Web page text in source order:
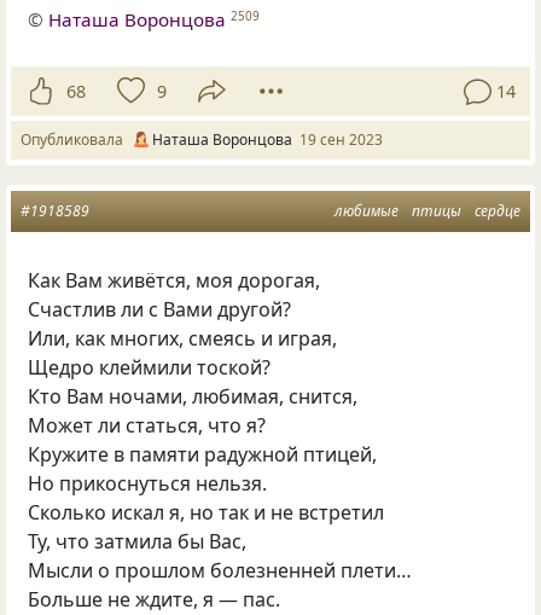
© Наташа Воронцова 2509
68 9 14
Опубликовала Наташа Воронцова 19 сен 2023
любимые птицы сердце
#1918589
Как Вам живётся, моя дорогая,
Счастлив ли с Вами другой?
Или, как многих, смеясь и играя,
Щедро клеймили тоской?
Кто Вам ночами, любимая, снится,
Может ли статься, что я?
Кружите в памяти радужной птицей,
Но прикоснуться нельзя.
Сколько искал я, но так и не встретил
Ту, что затмила бы Вас,
Мысли о прошлом болезненней плети…
Больше не ждите, я — пас.